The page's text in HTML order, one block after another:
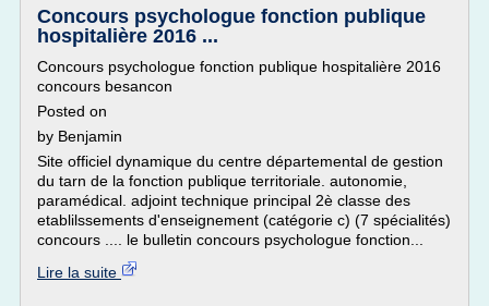
Concours psychologue fonction publique
hospitalière 2016 ...
Concours psychologue fonction publique hospitalière 2016
concours besancon
Posted on
by Benjamin
Site officiel dynamique du centre départemental de gestion
du tarn de la fonction publique territoriale. autonomie,
paramédical. adjoint technique principal 2è classe des
etablilssements d'enseignement (catégorie c) (7 spécialités)
concours .... le bulletin concours psychologue fonction...
Lire la suite